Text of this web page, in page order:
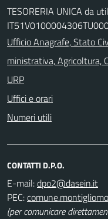
TESORERIA UNICA da
Ufficio Anagrafe, Stato
ministrativa, Agricoltura,
URP
Uffici e orari
Numeri utili
CONTATTI D.P.O.
E-mail:
PEC:
(per comunicare